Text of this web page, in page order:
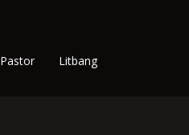
Pastor Litbang